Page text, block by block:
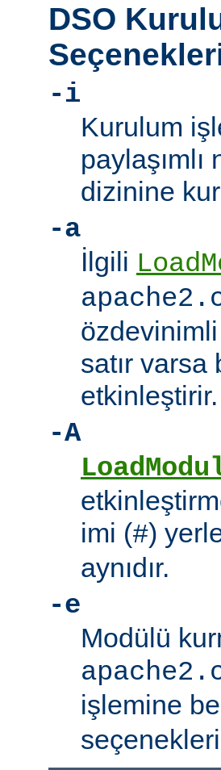
DSO
-i
Kurulum
dizinine
-a
İlgili
satır varsa
etkinleştirir.
-A
imi (#)
aynıdır.
-e
Modülü
işlemine